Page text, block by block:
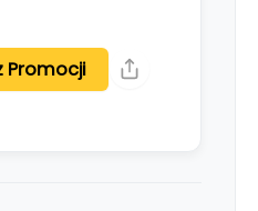
Promocji